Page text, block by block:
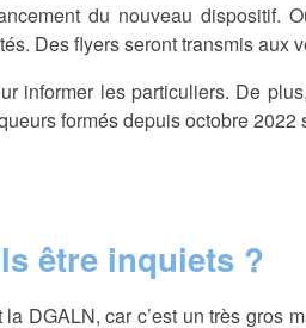
du nouveau
Des flyers seront transmis aux
informer les particuliers. De
formés depuis octobre 2022
être inquiets ?
DGALN, car c’est un très gros